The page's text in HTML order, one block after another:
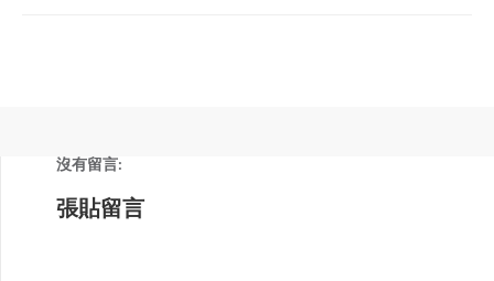
沒有留言:
張貼留言